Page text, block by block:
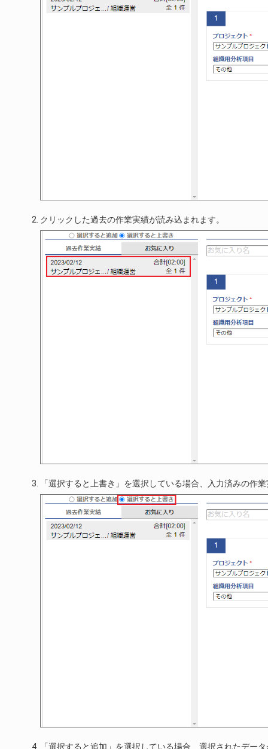
クリックした過去の作業実績が読み込まれます。
「選択すると上書き」を選択している場合、入力済みの作
「選択すると追加」を選択している場合、選択されたデー